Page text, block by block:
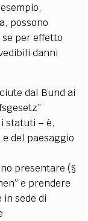
possono
per effetto
danni
dal Bund ai
statuti – è,
del paesaggio
presentare (§
e prendere
sede di